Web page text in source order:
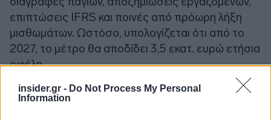
insider.gr - Do Not Process My Personal
Information
επιπτώσεις IFRS και ποινές από πρόωρη λήξη
μισθωμάτων. Ωστόσο, υπολογίζεται ότι από το
2027, το μέτρο θα αποδίδει 3,5 εκατ. ευρώ ετήσια
οφέλη.
Την ίδια ώρα, ο όμιλος υλοποιεί πρόγραμμα